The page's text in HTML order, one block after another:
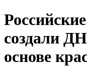
создали
основе